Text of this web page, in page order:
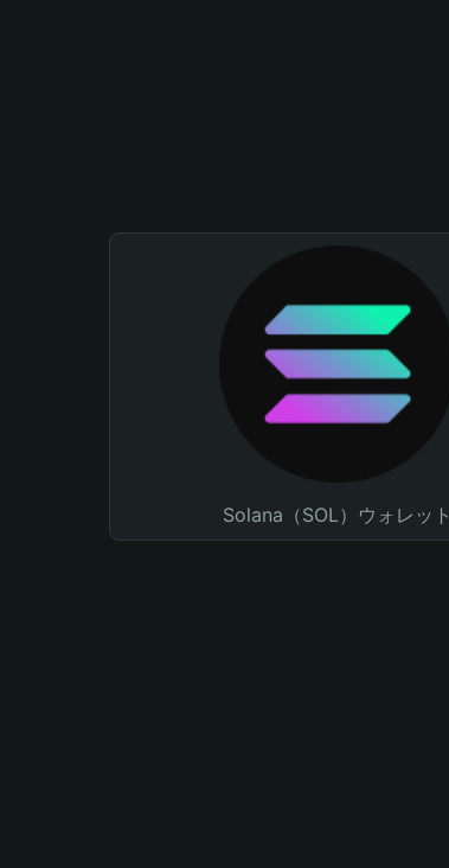
Solana（SOL）ウォレット